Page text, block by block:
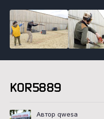
KOR5889
Автор qwesa